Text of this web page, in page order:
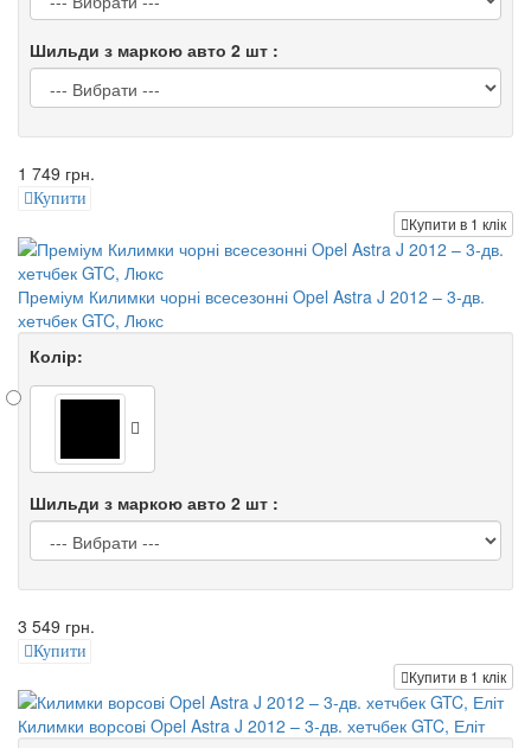
Шильди з маркою авто 2 шт :
1 749 грн.
Купити
Купити в 1 клік
Преміум Килимки чорні всесезонні Opel Astra J 2012 – 3-дв.
хетчбек GTC, Люкс
Колір:
Шильди з маркою авто 2 шт :
3 549 грн.
Купити
Купити в 1 клік
Килимки ворсові Opel Astra J 2012 – 3-дв. хетчбек GTC, Еліт